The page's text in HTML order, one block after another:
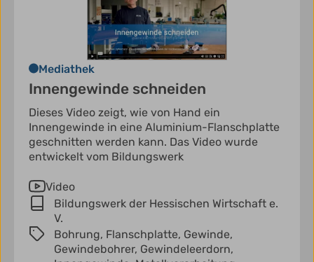
Mediathek
Innengewinde schneiden
Dieses Video zeigt, wie von Hand ein
Innengewinde in eine Aluminium-Flanschplatte
geschnitten werden kann. Das Video wurde
entwickelt vom Bildungswerk
Video
Bildungswerk der Hessischen Wirtschaft e.
V.
Bohrung, Flanschplatte, Gewinde,
Gewindebohrer, Gewindeleerdorn,